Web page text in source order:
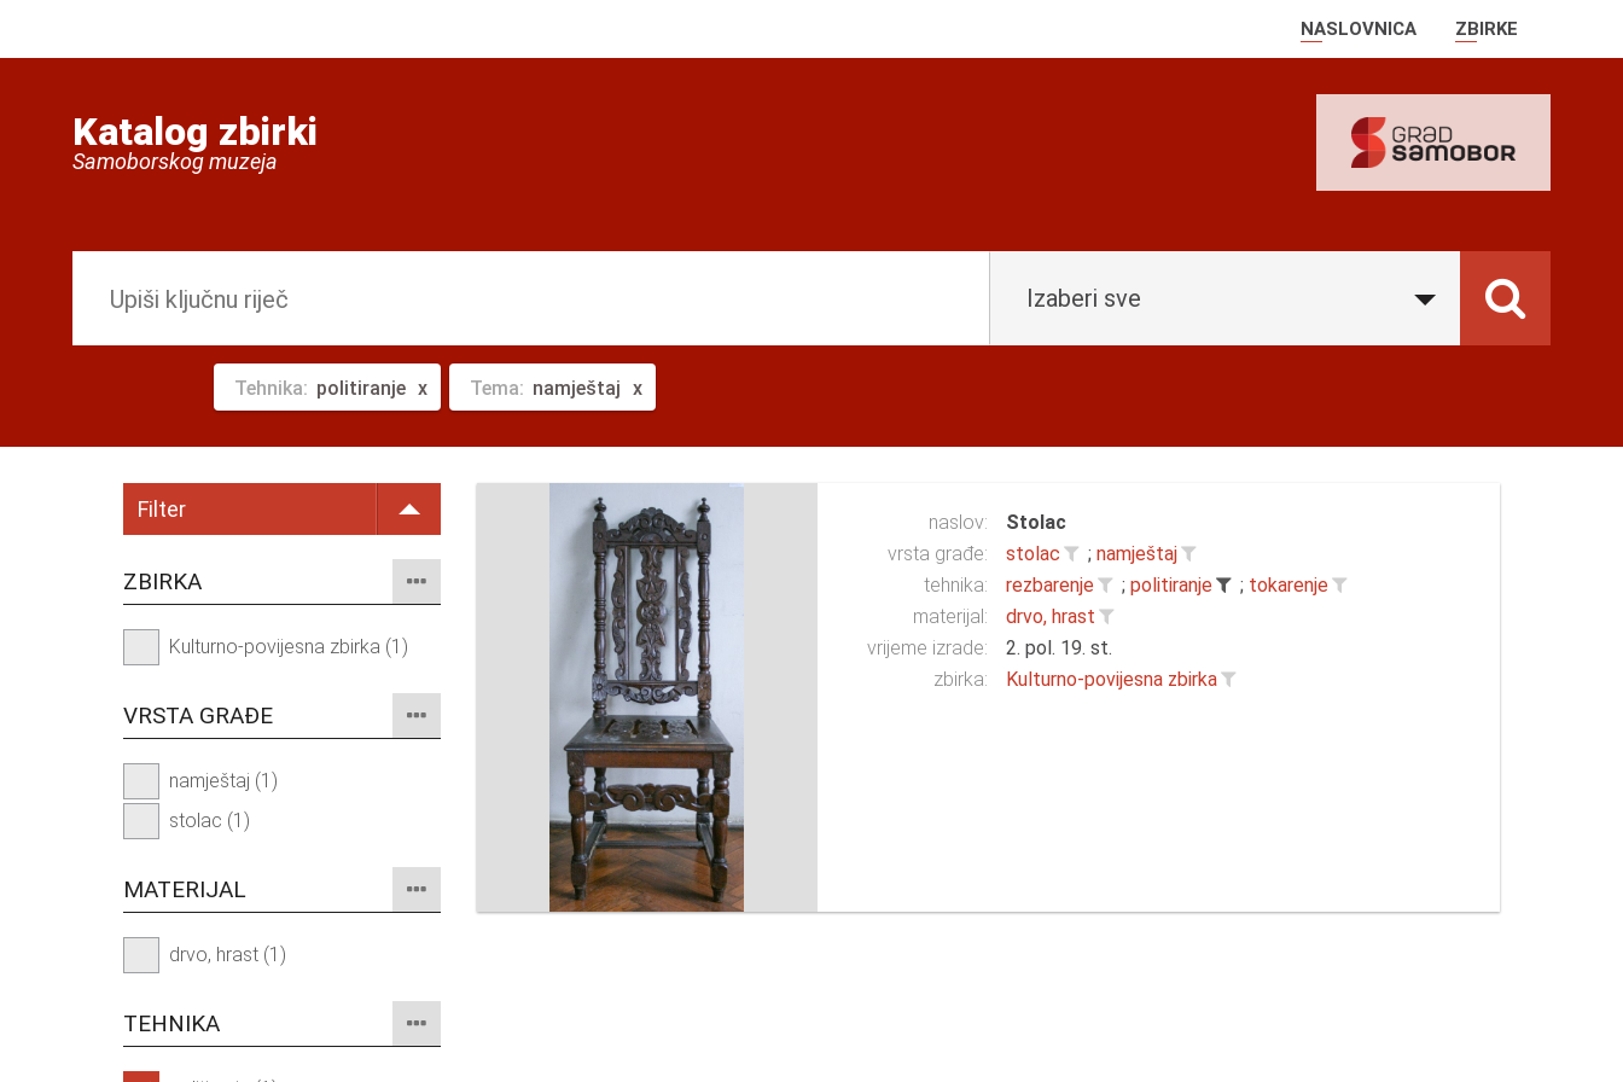
NASLOVNICA ZBIRKE
Katalog zbirki
Samoborskog muzeja
Izaberi sve
Tehnika: politiranje Tema: namještaj
Filter
ZBIRKA
Kulturno-povijesna zbirka (1)
VRSTA GRAĐE
namještaj (1)
stolac (1)
MATERIJAL
drvo, hrast (1)
TEHNIKA
naslov:
Stolac
vrsta građe:
stolac ; namještaj
tehnika:
rezbarenje ; politiranje ; tokarenje
materijal:
drvo, hrast
vrijeme izrade:
2. pol. 19. st.
zbirka:
Kulturno-povijesna zbirka